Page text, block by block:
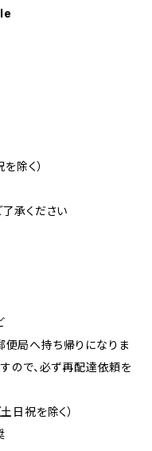
除く）
承ください
局へ持ち帰りになりま
ので、必ず再配達依頼を
日祝を除く）